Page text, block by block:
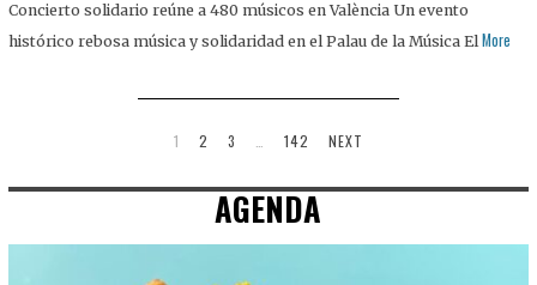
Concierto solidario reúne a 480 músicos en València Un evento
histórico rebosa música y solidaridad en el Palau de la Música El More
1 2 3 142 NEXT
AGENDA